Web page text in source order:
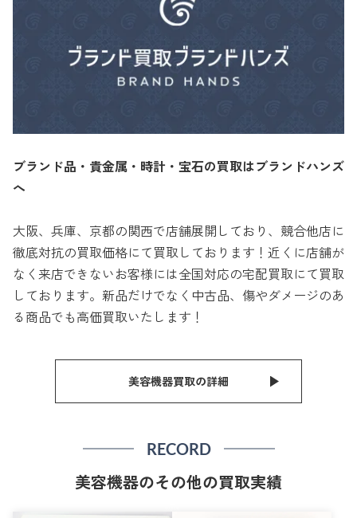
ブランド品・貴金属・時計・宝石の買取はブランドハンズ
へ
大阪、兵庫、京都の関西で店舗展開しており、競合他店に
徹底対抗の買取価格にて買取しております！近くに店舗が
なく来店できないお客様には全国対応の宅配買取にて買取
しております。新品だけでなく中古品、傷やダメージのあ
る商品でも高価買取いたします！
美容機器買取の詳細
RECORD
美容機器のその他の買取実績